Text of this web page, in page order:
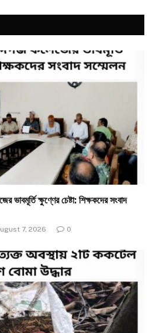
ভাবমূর্তি ক্ষুণ্ণের চেষ্টা: শিক্ষকদের সংবাদ
7, 2026 0